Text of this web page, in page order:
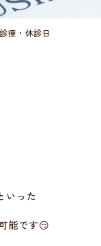
療・休診日
いった
能です😏